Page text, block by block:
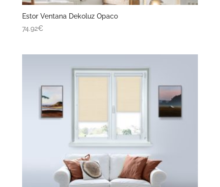
Estor Ventana Dekoluz Opaco
74.92€